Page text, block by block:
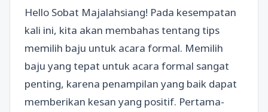
Hello Sobat Majalahsiang! Pada kesempatan
kali ini, kita akan membahas tentang tips
memilih baju untuk acara formal. Memilih
baju yang tepat untuk acara formal sangat
penting, karena penampilan yang baik dapat
memberikan kesan yang positif. Pertama-